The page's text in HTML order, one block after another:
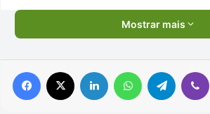
Mostrar mais
Facebook Linkedin WhatsAppTelegram